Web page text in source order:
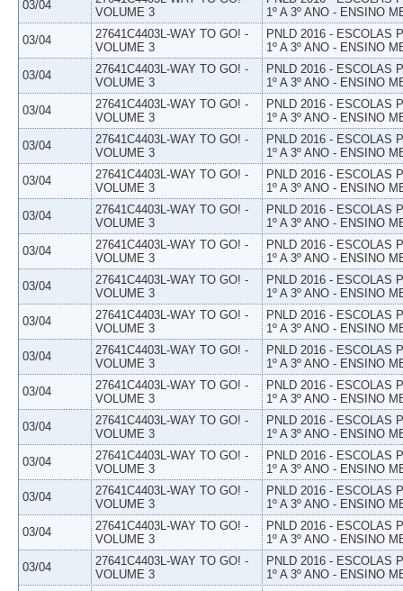
03/04
VOLUME 3
1º A 3º ANO - ENSINO
03/04
27641C4403L-WAY TO GO! -
VOLUME 3
PNLD 2016 - ESCOLAS
1º A 3º ANO - ENSINO
03/04
27641C4403L-WAY TO GO! -
VOLUME 3
PNLD 2016 - ESCOLAS
1º A 3º ANO - ENSINO
03/04
27641C4403L-WAY TO GO! -
VOLUME 3
PNLD 2016 - ESCOLAS
1º A 3º ANO - ENSINO
03/04
27641C4403L-WAY TO GO! -
VOLUME 3
PNLD 2016 - ESCOLAS
1º A 3º ANO - ENSINO
03/04
27641C4403L-WAY TO GO! -
VOLUME 3
PNLD 2016 - ESCOLAS
1º A 3º ANO - ENSINO
03/04
27641C4403L-WAY TO GO! -
VOLUME 3
PNLD 2016 - ESCOLAS
1º A 3º ANO - ENSINO
03/04
27641C4403L-WAY TO GO! -
VOLUME 3
PNLD 2016 - ESCOLAS
1º A 3º ANO - ENSINO
03/04
27641C4403L-WAY TO GO! -
VOLUME 3
PNLD 2016 - ESCOLAS
1º A 3º ANO - ENSINO
03/04
27641C4403L-WAY TO GO! -
VOLUME 3
PNLD 2016 - ESCOLAS
1º A 3º ANO - ENSINO
03/04
27641C4403L-WAY TO GO! -
VOLUME 3
PNLD 2016 - ESCOLAS
1º A 3º ANO - ENSINO
03/04
27641C4403L-WAY TO GO! -
VOLUME 3
PNLD 2016 - ESCOLAS
1º A 3º ANO - ENSINO
03/04
27641C4403L-WAY TO GO! -
VOLUME 3
PNLD 2016 - ESCOLAS
1º A 3º ANO - ENSINO
03/04
27641C4403L-WAY TO GO! -
VOLUME 3
PNLD 2016 - ESCOLAS
1º A 3º ANO - ENSINO
03/04
27641C4403L-WAY TO GO! -
VOLUME 3
PNLD 2016 - ESCOLAS
1º A 3º ANO - ENSINO
03/04
27641C4403L-WAY TO GO! -
VOLUME 3
PNLD 2016 - ESCOLAS
1º A 3º ANO - ENSINO
03/04
27641C4403L-WAY TO GO! -
VOLUME 3
PNLD 2016 - ESCOLAS
1º A 3º ANO - ENSINO